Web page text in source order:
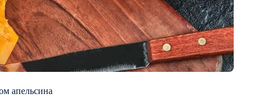
апельсина